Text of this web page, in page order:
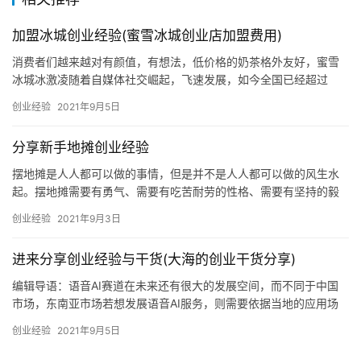
加盟冰城创业经验(蜜雪冰城创业店加盟费用)
消费者们越来越对有颜值，有想法，低价格的奶茶格外友好，蜜雪
冰城冰激凌随着自媒体社交崛起，飞速发展，如今全国已经超过
直以来都是创业者咨询的比较多的一个问题，该品牌仅需4.6万元即
想。我们常能在抖音，小红书中看到蜜
创业经验 2021年9月5日
分享新手地摊创业经验
摆地摊是人人都可以做的事情，但是并不是人人都可以做的风生水
起。摆地摊需要有勇气、需要有吃苦耐劳的性格、需要有坚持的毅
地摊赚到自己的第一桶金呢？摆地摊要注意些什么呢？下面李姐跟
地摊是一种投资小
创业经验 2021年9月3日
进来分享创业经验与干货(大海的创业干货分享)
编辑导语：语音AI赛道在未来还有很大的发展空间，而不同于中国
市场，东南亚市场若想发展语音AI服务，则需要依据当地的应用场
就其于东南亚进行SaaS创业的经历做了总结，一起来看一下。本文
创业经验 2021年9月5日